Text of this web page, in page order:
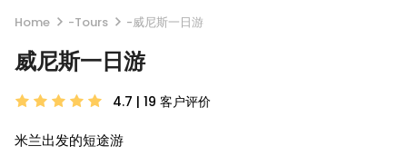
Home -Tours -威尼斯一日游
威尼斯一日游
4.7 | 19 客户评价
米兰出发的短途游